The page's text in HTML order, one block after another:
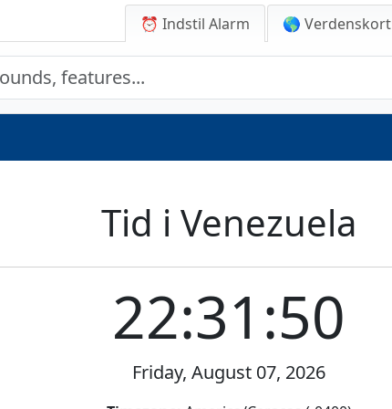
⏰ Indstil Alarm 🌎 Verdenskort
Tid i Venezuela
22:31:50
Friday, August 07, 2026